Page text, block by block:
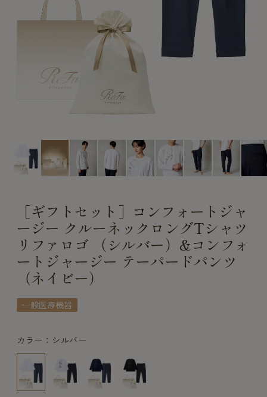
［ギフトセット］コンフォートジャ
ージー クルーネックロングTシャツ
リファロゴ （シルバー）&コンフォ
ートジャージー テーパードパンツ
（ネイビー）
一般医療機器
カラー：シルバー